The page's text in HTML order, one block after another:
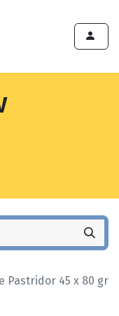
Pastridor 45 x 80 gr